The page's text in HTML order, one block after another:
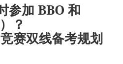
参加 BBO 和
？
赛双线备考规划